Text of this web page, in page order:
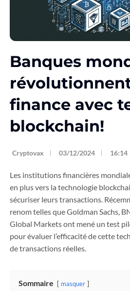
Banques
finance avec
blockchain!
Cryptovax 03/12/2024 16:14
Les institutions financières
en plus vers la technologie
sécuriser leurs transactions.
renom telles que Goldman Sachs,
Global Markets ont mené un test
pour évaluer l’efficacité de cette
de transactions réelles.
Sommaire masquer